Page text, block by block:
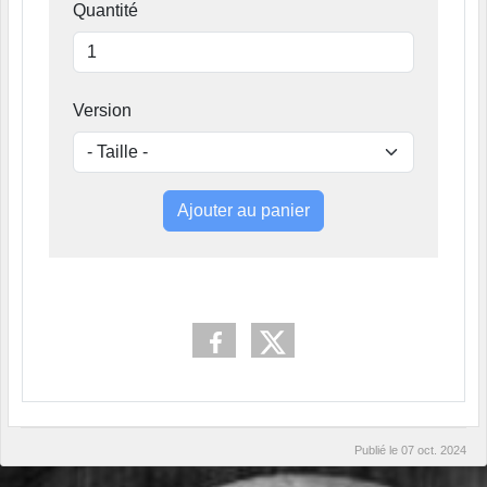
Quantité
Version
Ajouter au panier
Publié le 07 oct. 2024